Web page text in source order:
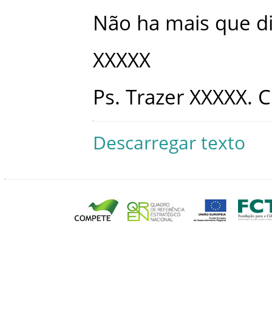
Não ha mais que
XXXXX
Ps. Trazer XXXXX.
Descarregar texto